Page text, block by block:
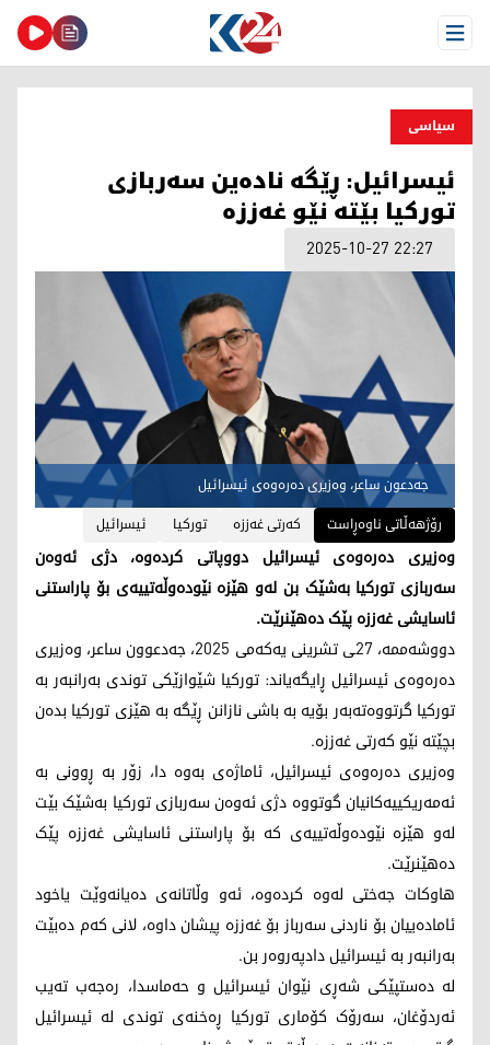
Open Menu
سیاسی
ئیسرائیل: ڕێگە نادەین سەربازی
تورکیا بێتە نێو غەززە
2025-10-27 22:27
جەدعون ساعر، وەزیری دەرەوەی ئیسرائیل
رۆژهەڵاتی ناوەڕاست
کەرتی غەززە تورکیا ئیسرائیل
وەزیری دەرەوەی ئیسرائیل دووپاتی کردەوە، دژی ئەوەن
سەربازی تورکیا بەشێک بن لەو هێزە نێودەوڵەتییەی بۆ پاراستنی
ئاسایشی غەززە پێک دەهێنرێت.
دووشەممە، 27ـی تشرینی یەکەمی 2025، جەدعوون ساعر، وەزیری
دەرەوەی ئیسرائیل ڕایگەیاند: تورکیا شێوازێکی توندی بەرانبەر بە
تورکیا گرتووەتەبەر بۆیە بە باشی نازانن ڕێگە بە هێزی تورکیا بدەن
بچێتە نێو کەرتی غەززە.
وەزیری دەرەوەی ئیسرائیل، ئاماژەی بەوە دا، زۆر بە ڕوونی بە
ئەمەریکییەکانیان گوتووە دژی ئەوەن سەربازی تورکیا بەشێک بێت
لەو هێزە نێودەوڵەتییەی کە بۆ پاراستنی ئاسایشی غەززە پێک
دەهێنرێت.
هاوکات جەختی لەوە کردەوە، ئەو وڵاتانەی دەیانەوێت یاخود
ئامادەییان بۆ ناردنی سەرباز بۆ غەززە پیشان داوە، لانی کەم دەبێت
بەرانبەر بە ئیسرائیل دادپەروەر بن.
لە دەستپێکی شەڕی نێوان ئیسرائیل و حەماسدا، رەجەب تەیب
ئەردۆغان، سەرۆک کۆماری تورکیا ڕەخنەی توندی لە ئیسرائیل